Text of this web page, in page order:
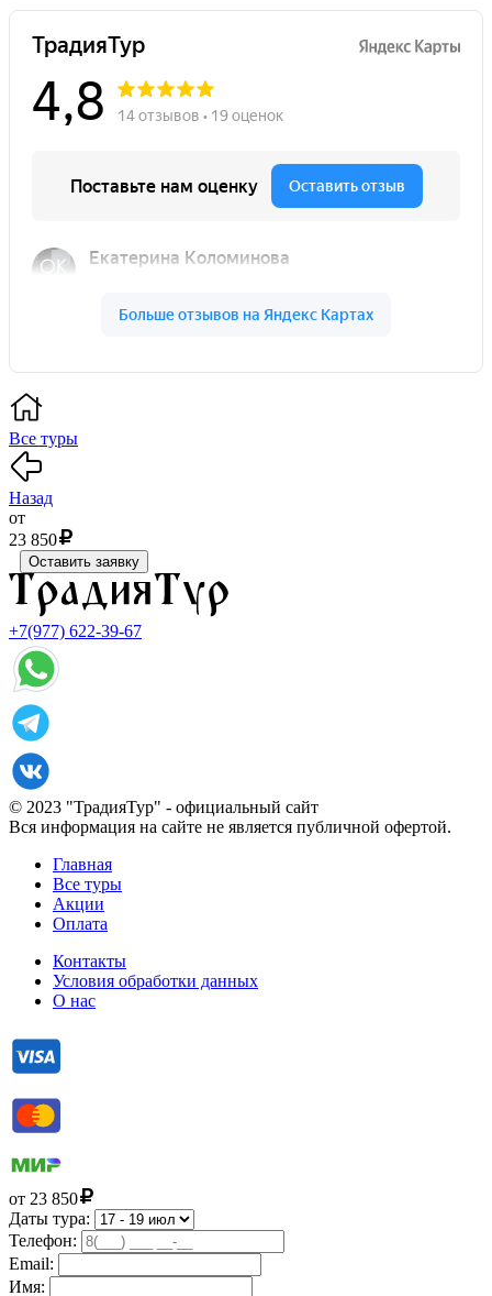
Все туры
Назад
от
23 850
Оставить заявку
+7(977) 622-39-67
© 2023 "ТрадияТур" - официальный сайт
Вся информация на сайте не является публичной офертой.
Главная
Все туры
Акции
Оплата
Контакты
Условия обработки данных
О нас
от 23 850
Даты тура:
Телефон:
Email:
Имя: